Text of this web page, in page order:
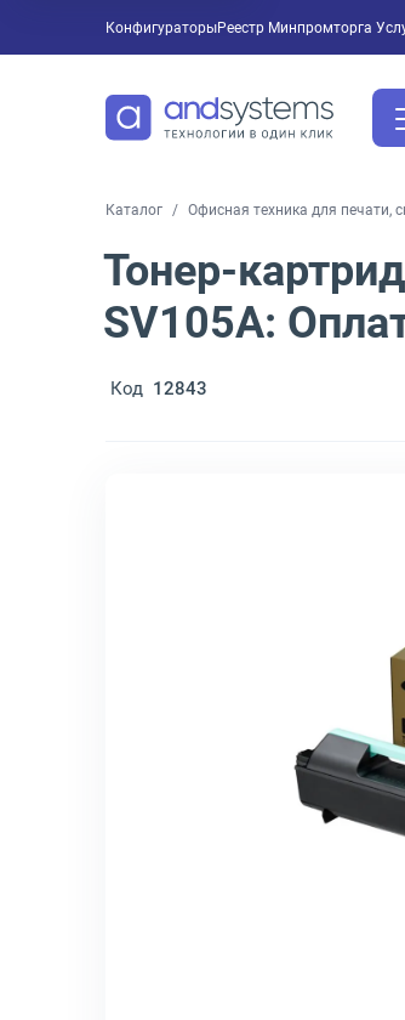
КонфигураторыРеестр Минпромторга
Каталог Офисная техника для печати,
Тонер-
SV105A:
Код 12843